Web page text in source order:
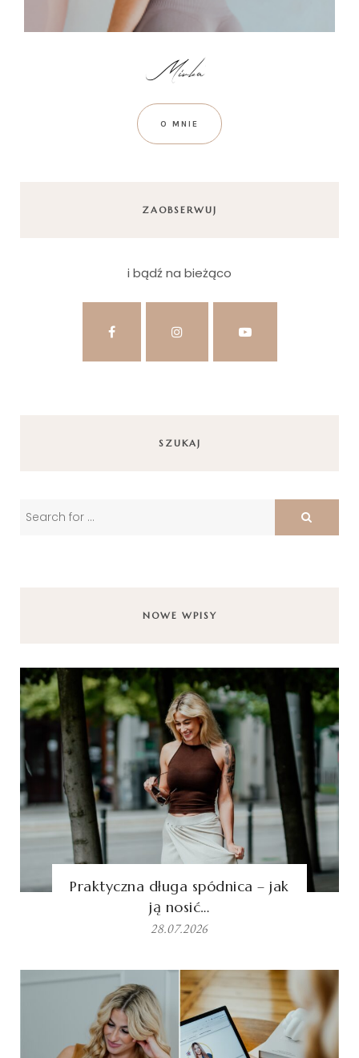
O MNIE
ZAOBSERWUJ
i bądź na bieżąco
SZUKAJ
NOWE WPISY
Praktyczna długa spódnica – jak
ją nosić…
28.07.2026